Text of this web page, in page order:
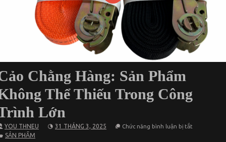
Chằng Hàng: Sản Phẩm
Thể Thiếu Trong Công
Lớn
YOU THNEU 31 THÁNG 3, 2025 Chức năng bình luận bị tắt
SẢN PHẨM